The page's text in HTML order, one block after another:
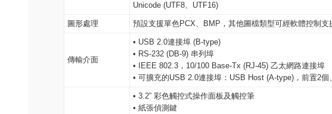
Unicode (UTF8、UTF16)
圖形處理 預設支援單色PCX、BMP，其他圖檔類型可經軟體控制支
傳輸介面
• USB 2.0連接埠 (B-type)
• RS-232 (DB-9) 串列埠
• IEEE 802.3，10/100 Base-Tx (RJ-45) 乙太網路連接埠
• 可擴充的USB 2.0連接埠：USB Host (A-type)，前置2個
• 3.2” 彩色觸控式操作面板及觸控筆
• 紙張偵測鍵